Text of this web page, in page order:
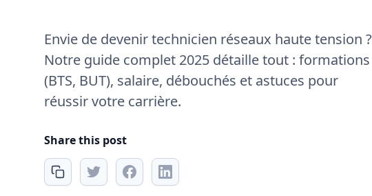
Envie de devenir technicien réseaux haute tension ?
Notre guide complet 2025 détaille tout : formations
(BTS, BUT), salaire, débouchés et astuces pour
réussir votre carrière.
Share this post